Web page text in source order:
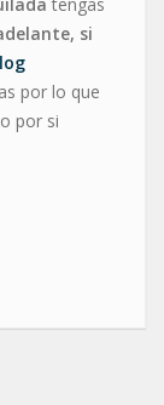
si
por lo que
por si